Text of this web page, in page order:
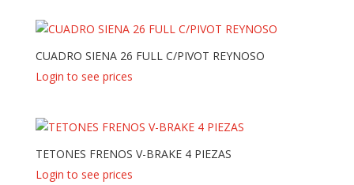
CUADRO SIENA 26 FULL C/PIVOT REYNOSO
Login to see prices
TETONES FRENOS V-BRAKE 4 PIEZAS
Login to see prices